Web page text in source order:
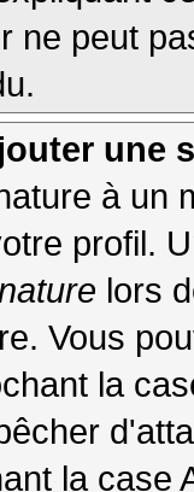
ne peut
une
à un
profil.
lors
Vous
la
la case